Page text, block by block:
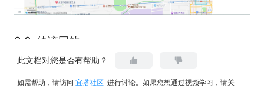
3.2. 轨迹回放
此文档对您是否有帮助？
如需帮助，请访问 宜搭社区 进行讨论。如果您想通过视频学习，请关